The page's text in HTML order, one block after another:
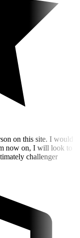
on this site. I would
now on, I will look to
challenger